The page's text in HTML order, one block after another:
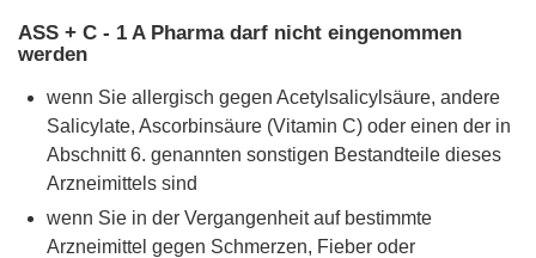
ASS + C - 1 A Pharma darf nicht eingenommen
werden
wenn Sie allergisch gegen Acetylsalicylsäure, andere
Salicylate, Ascorbinsäure (Vitamin C) oder einen der in
Abschnitt 6. genannten sonstigen Bestandteile dieses
Arzneimittels sind
wenn Sie in der Vergangenheit auf bestimmte
Arzneimittel gegen Schmerzen, Fieber oder